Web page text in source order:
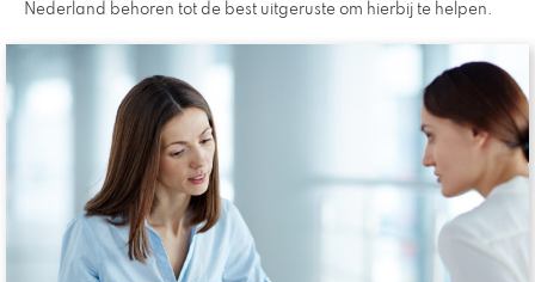
Nederland behoren tot de best uitgeruste om hierbij te helpen.